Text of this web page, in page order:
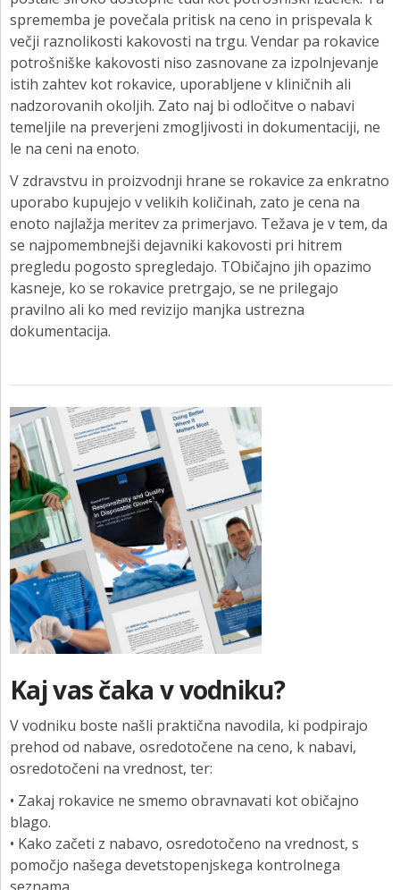
sprememba je povečala pritisk na ceno in prispevala k
večji raznolikosti kakovosti na trgu. Vendar pa rokavice
potrošniške kakovosti niso zasnovane za izpolnjevanje
istih zahtev kot rokavice, uporabljene v kliničnih ali
nadzorovanih okoljih. Zato naj bi odločitve o nabavi
temeljile na preverjeni zmogljivosti in dokumentaciji, ne
le na ceni na enoto.
V zdravstvu in proizvodnji hrane se rokavice za enkratno
uporabo kupujejo v velikih količinah, zato je cena na
enoto najlažja meritev za primerjavo. Težava je v tem, da
se najpomembnejši dejavniki kakovosti pri hitrem
pregledu pogosto spregledajo. TObičajno jih opazimo
kasneje, ko se rokavice pretrgajo, se ne prilegajo
pravilno ali ko med revizijo manjka ustrezna
dokumentacija.
Kaj vas čaka v vodniku?
V vodniku boste našli praktična navodila, ki podpirajo
prehod od nabave, osredotočene na ceno, k nabavi,
osredotočeni na vrednost, ter:
• Zakaj rokavice ne smemo obravnavati kot običajno
blago.
• Kako začeti z nabavo, osredotočeno na vrednost, s
pomočjo našega devetstopenjskega kontrolnega